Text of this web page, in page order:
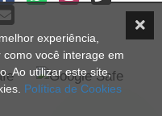
experiência,
você interage em
Ao utilizar este site,
Política de Cookies